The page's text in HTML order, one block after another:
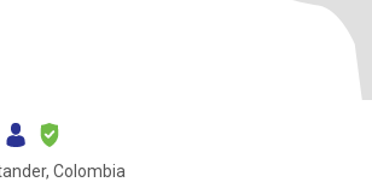
Colombia